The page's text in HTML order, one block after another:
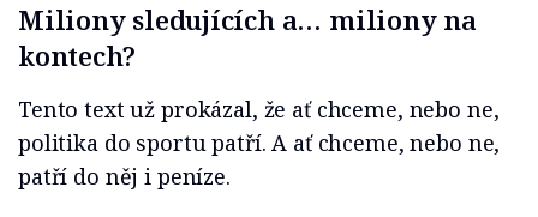
Miliony sledujících a… miliony na
kontech?
Tento text už prokázal, že ať chceme, nebo ne,
politika do sportu patří. A ať chceme, nebo ne,
patří do něj i peníze.